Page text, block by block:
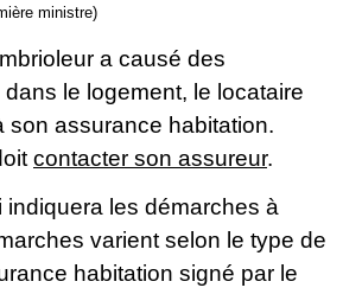
ministre)
a causé des
le logement, le locataire
son assurance habitation.
contacter son assureur.
indiquera les démarches à
varient selon le type de
habitation signé par le